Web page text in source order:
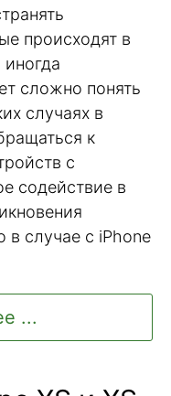
происходят в
сложно понять
случаях в
к
с
содействие в
случае с iPhone
...